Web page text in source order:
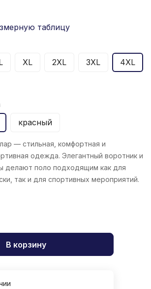
таблицу
XL 2XL 3XL 4XL
красный
— стильная, комфортная и
одежда. Элегантный воротник и
делают поло подходящим как для
так и для спортивных мероприятий.
В корзину